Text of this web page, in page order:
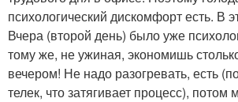
психологический дискомфорт есть. В
Вчера (второй день) было уже
тому же, не ужиная, экономишь
вечером! Не надо разогревать, есть
телек, что затягивает процесс), потом